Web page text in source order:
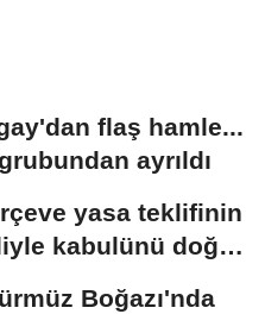
flaş hamle...
ayrıldı
yasa teklifinin
kabulünü doğru
Boğazı'nda